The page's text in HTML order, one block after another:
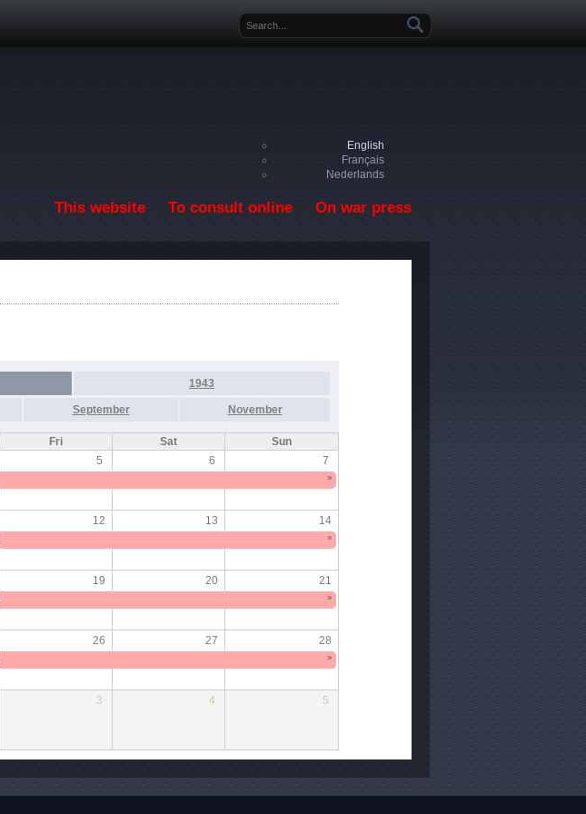
Search form
English
Français
Nederlands
This website To consult online On war press
1943
September November
Fri Sat
Sun
5 6 7
»
12 13 14
»
19 20 21
»
26 27 28
»
3 4 5